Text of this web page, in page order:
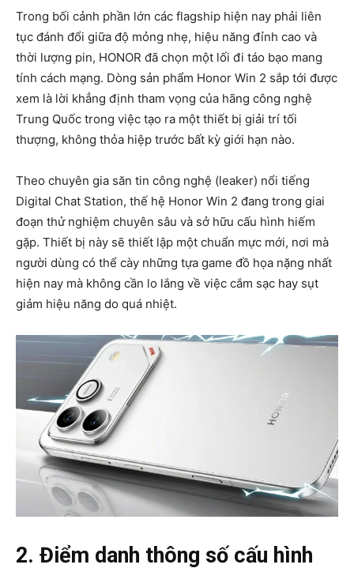
Trong bối cảnh phần lớn các flagship hiện nay phải liên
tục đánh đổi giữa độ mỏng nhẹ, hiệu năng đỉnh cao và
thời lượng pin, HONOR đã chọn một lối đi táo bạo mang
tính cách mạng. Dòng sản phẩm Honor Win 2 sắp tới được
xem là lời khẳng định tham vọng của hãng công nghệ
Trung Quốc trong việc tạo ra một thiết bị giải trí tối
thượng, không thỏa hiệp trước bất kỳ giới hạn nào.
Theo chuyên gia săn tin công nghệ (leaker) nổi tiếng
Digital Chat Station, thế hệ Honor Win 2 đang trong giai
đoạn thử nghiệm chuyên sâu và sở hữu cấu hình hiếm
gặp. Thiết bị này sẽ thiết lập một chuẩn mực mới, nơi mà
người dùng có thể cày những tựa game đồ họa nặng nhất
hiện nay mà không cần lo lắng về việc cắm sạc hay sụt
giảm hiệu năng do quá nhiệt.
2. Điểm danh thông số cấu hình